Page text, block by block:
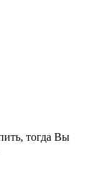
тогда Вы